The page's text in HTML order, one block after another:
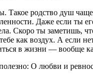
Такое родство душ
Даже если ты
Скоро ты заметишь,
как воздух. А если
в жизни — вообще
О любви и